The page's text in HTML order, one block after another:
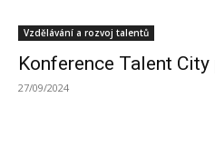
Vzdělávání a rozvoj talentů
Konference Talent
27/09/2024